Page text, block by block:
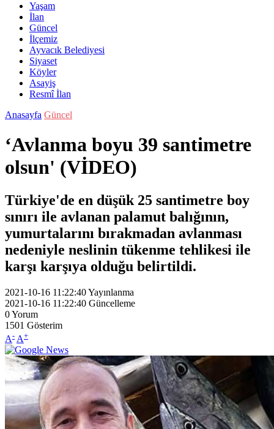
Yaşam
İlan
Güncel
İlçemiz
Ayvacık Belediyesi
Siyaset
Köyler
Asayiş
Resmî İlan
Anasayfa Güncel
‘Avlanma boyu 39 santimetre
olsun' (VİDEO)
Türkiye'de en düşük 25 santimetre boy
sınırı ile avlanan palamut balığının,
yumurtalarını bırakmadan avlanması
nedeniyle neslinin tükenme tehlikesi ile
karşı karşıya olduğu belirtildi.
2021-10-16 11:22:40Yayınlanma
2021-10-16 11:22:40 Güncelleme
0Yorum
1501 Gösterim
A- A+